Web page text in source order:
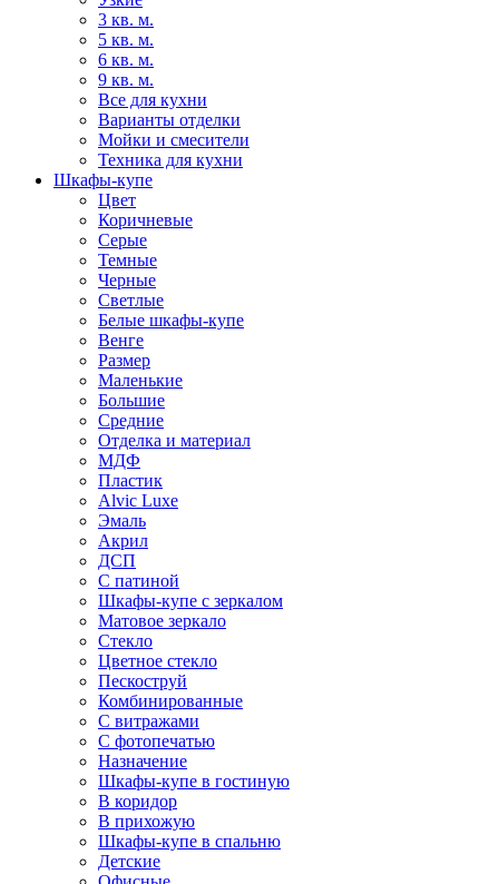
3 кв. м.
5 кв. м.
6 кв. м.
9 кв. м.
Все для кухни
Варианты отделки
Мойки и смесители
Техника для кухни
Шкафы-купе
Цвет
Коричневые
Серые
Темные
Черные
Светлые
Белые шкафы-купе
Венге
Размер
Маленькие
Большие
Средние
Отделка и материал
МДФ
Пластик
Alvic Luxe
Эмаль
Акрил
ДСП
С патиной
Шкафы-купе с зеркалом
Матовое зеркало
Стекло
Цветное стекло
Пескоструй
Комбинированные
С витражами
С фотопечатью
Назначение
Шкафы-купе в гостиную
В коридор
В прихожую
Шкафы-купе в спальню
Детские